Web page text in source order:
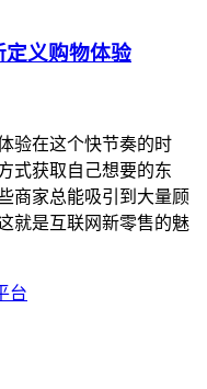
定义购物体验
验在这个快节奏的时
式获取自己想要的东
商家总能吸引到大量顾
就是互联网新零售的魅
台